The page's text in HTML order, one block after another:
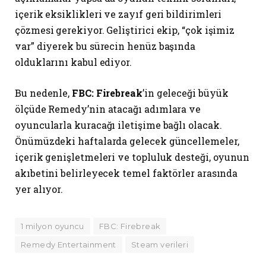
içerik eksiklikleri ve zayıf geri bildirimleri
çözmesi gerekiyor. Geliştirici ekip, “çok işimiz
var” diyerek bu sürecin henüz başında
olduklarını kabul ediyor.
Bu nedenle, FBC: Firebreak’in geleceği büyük
ölçüde Remedy’nin atacağı adımlara ve
oyuncularla kuracağı iletişime bağlı olacak.
Önümüzdeki haftalarda gelecek güncellemeler,
içerik genişletmeleri ve topluluk desteği, oyunun
akıbetini belirleyecek temel faktörler arasında
yer alıyor.
1 milyon oyuncu
FBC: Firebreak
Remedy Entertainment
Steam verileri